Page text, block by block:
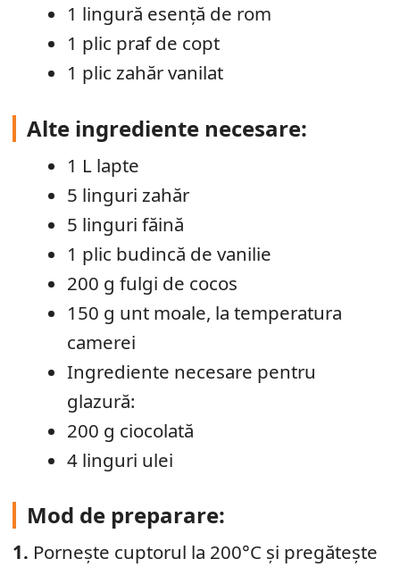
1 lingură esență de rom
1 plic praf de copt
1 plic zahăr vanilat
Alte ingrediente necesare:
1 L lapte
5 linguri zahăr
5 linguri făină
1 plic budincă de vanilie
200 g fulgi de cocos
150 g unt moale, la temperatura
camerei
Ingrediente necesare pentru
glazură:
200 g ciocolată
4 linguri ulei
Mod de preparare:
1. Pornește cuptorul la 200°C și pregătește